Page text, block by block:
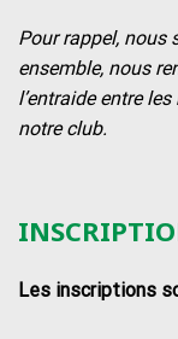
Pour rappel, nous
ensemble, nous
l’entraide entre
notre club.
Les inscriptions